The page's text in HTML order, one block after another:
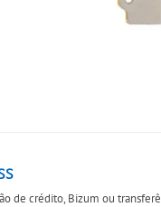
de crédito, Bizum ou